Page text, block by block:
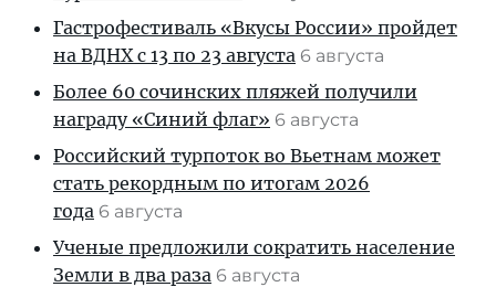
Гастрофестиваль «Вкусы России» пройдет
на ВДНХ с 13 по 23 августа 6 августа
Более 60 сочинских пляжей получили
награду «Синий флаг» 6 августа
Российский турпоток во Вьетнам может
стать рекордным по итогам 2026
года 6 августа
Ученые предложили сократить население
Земли в два раза 6 августа